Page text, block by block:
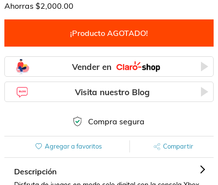
Ahorras $2,000.00
¡Producto AGOTADO!
Vender en
Visita nuestro Blog
Compra segura
Agregar a favoritos Compartir
Descripción